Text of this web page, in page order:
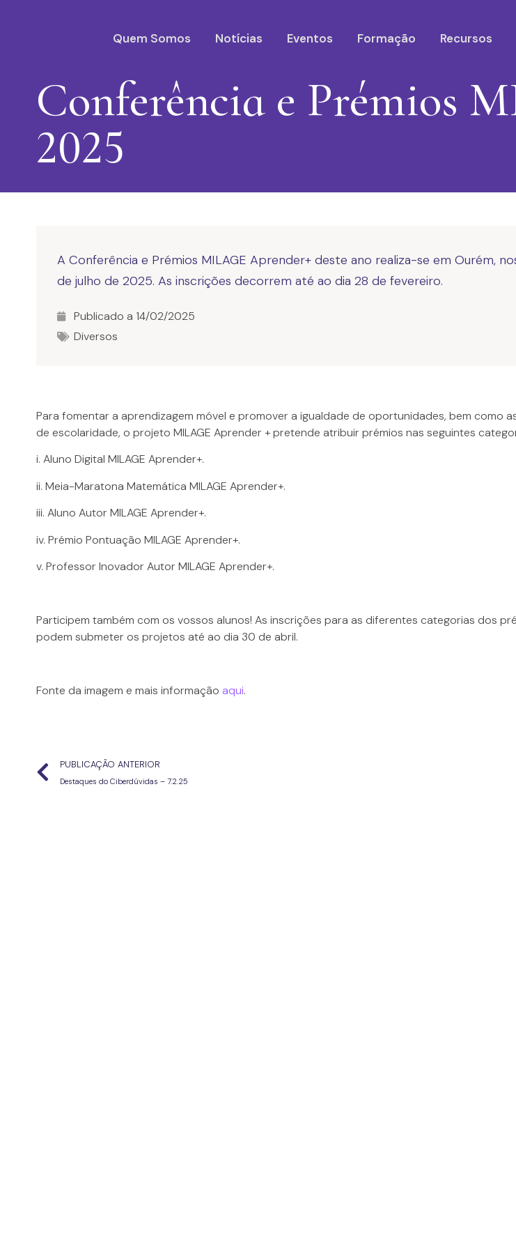
Quem Somos Notícias Eventos Formação Recursos
Conferência e Prémios
2025
A Conferência e Prémios MILAGE Aprender+ deste ano realiza-se em Ourém,
de julho de 2025. As inscrições decorrem até ao dia 28 de fevereiro.
Publicado a 14/02/2025
Diversos
Para fomentar a aprendizagem móvel e promover a igualdade de oportunidades, bem como
de escolaridade, o projeto MILAGE Aprender + pretende atribuir prémios nas seguintes
i. Aluno Digital MILAGE Aprender+.
ii. Meia-Maratona Matemática MILAGE Aprender+.
iii. Aluno Autor MILAGE Aprender+.
iv. Prémio Pontuação MILAGE Aprender+.
v. Professor Inovador Autor MILAGE Aprender+.
Participem também com os vossos alunos! As inscrições para as diferentes categorias dos
podem submeter os projetos até ao dia 30 de abril.
Fonte da imagem e mais informação aqui.
PUBLICAÇÃO ANTERIOR
Destaques do Ciberdúvidas – 7.2.25